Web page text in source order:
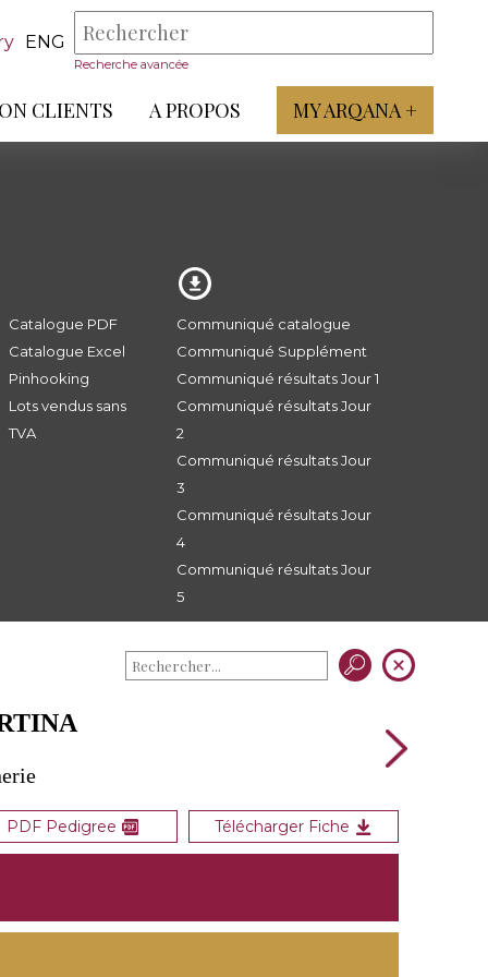
ENG
Recherche avancée
CLIENTS A PROPOS MY ARQANA +
Catalogue PDF
Catalogue Excel
Pinhooking
Lots vendus sans
TVA
Communiqué catalogue
Communiqué Supplément
Communiqué résultats Jour 1
Communiqué résultats Jour
2
Communiqué résultats Jour
3
Communiqué résultats Jour
4
Communiqué résultats Jour
5
PDF Pedigree Télécharger Fiche